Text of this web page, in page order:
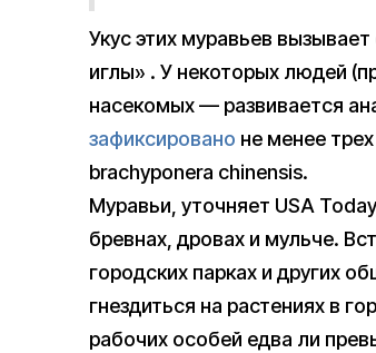
Укус этих муравьев
иглы» . У некоторых людей
насекомых — развивается
зафиксировано не менее
brachyponera chinensis.
Муравьи, уточняет USA
бревнах, дровах и мульче.
городских парках и других
гнездиться на растениях в
рабочих особей едва ли